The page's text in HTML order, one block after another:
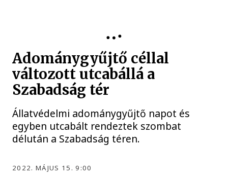
Adománygyűjtő céllal
változott utcabállá a
Szabadság tér
Állatvédelmi adománygyűjtő napot és
egyben utcabált rendeztek szombat
délután a Szabadság téren.
2022. MÁJUS 15. 9:00